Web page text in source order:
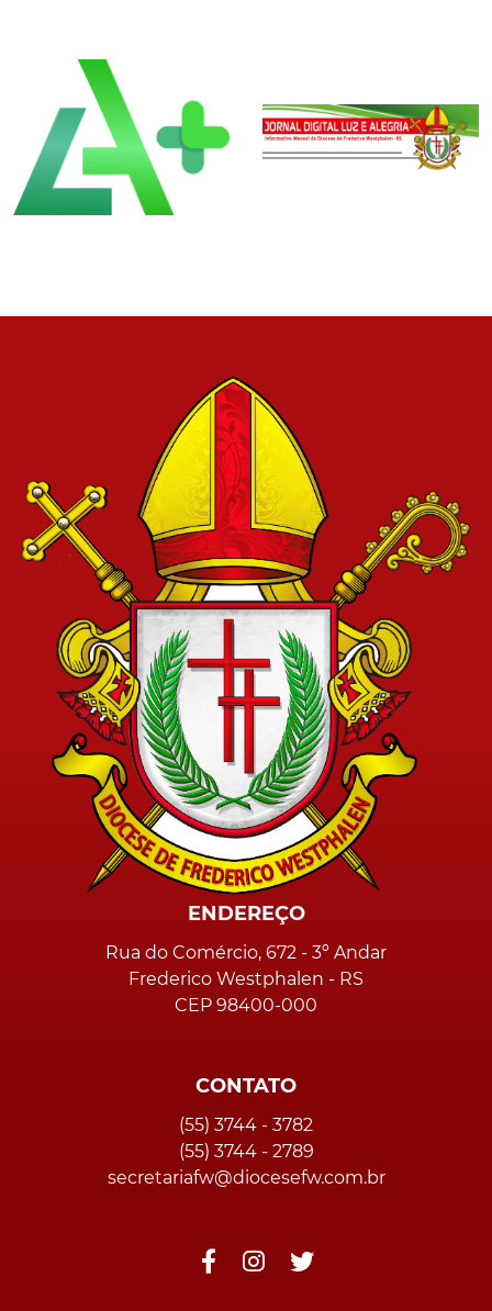
ENDEREÇO
Rua do Comércio, 672 - 3º Andar
Frederico Westphalen - RS
CEP 98400-000
CONTATO
(55) 3744 - 3782
(55) 3744 - 2789
secretariafw@diocesefw.com.br